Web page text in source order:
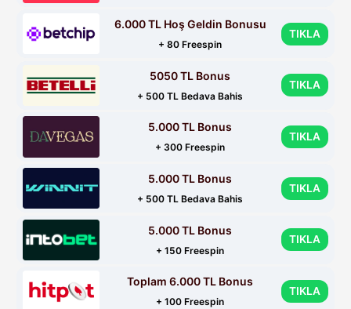
6.000 TL Hoş Geldin Bonusu
+ 80 Freespin
TIKLA
5050 TL Bonus
+ 500 TL Bedava Bahis
TIKLA
5.000 TL Bonus
+ 300 Freespin
TIKLA
5.000 TL Bonus
+ 500 TL Bedava Bahis
TIKLA
5.000 TL Bonus
+ 150 Freespin
TIKLA
Toplam 6.000 TL Bonus
+ 100 Freespin
TIKLA